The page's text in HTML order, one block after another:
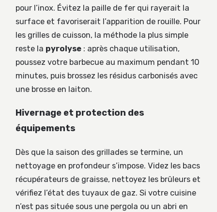
pour l’inox. Évitez la paille de fer qui rayerait la
surface et favoriserait l’apparition de rouille. Pour
les grilles de cuisson, la méthode la plus simple
reste la pyrolyse : après chaque utilisation,
poussez votre barbecue au maximum pendant 10
minutes, puis brossez les résidus carbonisés avec
une brosse en laiton.
Hivernage et protection des
équipements
Dès que la saison des grillades se termine, un
nettoyage en profondeur s’impose. Videz les bacs
récupérateurs de graisse, nettoyez les brûleurs et
vérifiez l’état des tuyaux de gaz. Si votre cuisine
n’est pas située sous une pergola ou un abri en